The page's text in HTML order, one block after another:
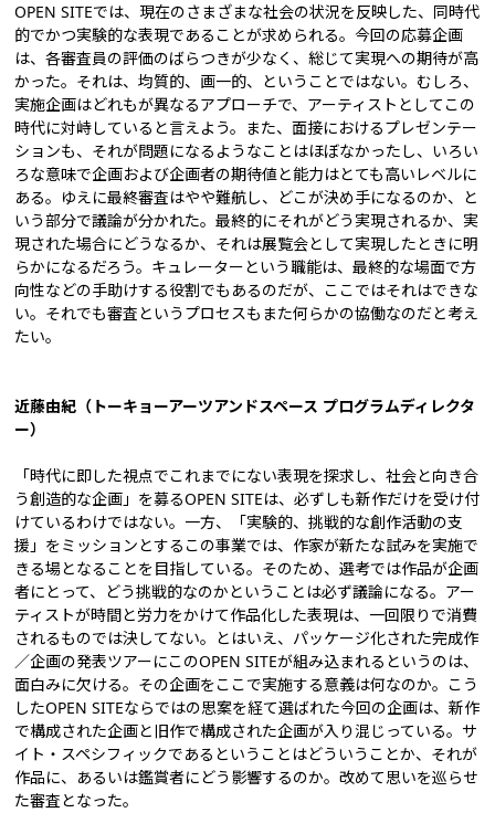
OPEN SITEでは、現在のさまざまな社会の状況を反映した、同時代
的でかつ実験的な表現であることが求められる。今回の応募企画
は、各審査員の評価のばらつきが少なく、総じて実現への期待が高
かった。それは、均質的、画一的、ということではない。むしろ、
実施企画はどれもが異なるアプローチで、アーティストとしてこの
時代に対峙していると言えよう。また、面接におけるプレゼンテー
ションも、それが問題になるようなことはほぼなかったし、いろい
ろな意味で企画および企画者の期待値と能力はとても高いレベルに
ある。ゆえに最終審査はやや難航し、どこが決め手になるのか、と
いう部分で議論が分かれた。最終的にそれがどう実現されるか、実
現された場合にどうなるか、それは展覧会として実現したときに明
らかになるだろう。キュレーターという職能は、最終的な場面で方
向性などの手助けする役割でもあるのだが、ここではそれはできな
い。それでも審査というプロセスもまた何らかの協働なのだと考え
たい。
近藤由紀（トーキョーアーツアンドスペース プログラムディレクタ
ー）
「時代に即した視点でこれまでにない表現を探求し、社会と向き合
う創造的な企画」を募るOPEN SITEは、必ずしも新作だけを受け付
けているわけではない。一方、「実験的、挑戦的な創作活動の支
援」をミッションとするこの事業では、作家が新たな試みを実施で
きる場となることを目指している。そのため、選考では作品が企画
者にとって、どう挑戦的なのかということは必ず議論になる。アー
ティストが時間と労力をかけて作品化した表現は、一回限りで消費
されるものでは決してない。とはいえ、パッケージ化された完成作
／企画の発表ツアーにこのOPEN SITEが組み込まれるというのは、
面白みに欠ける。その企画をここで実施する意義は何なのか。こう
したOPEN SITEならではの思案を経て選ばれた今回の企画は、新作
で構成された企画と旧作で構成された企画が入り混じっている。サ
イト・スペシフィックであるということはどういうことか、それが
作品に、あるいは鑑賞者にどう影響するのか。改めて思いを巡らせ
た審査となった。